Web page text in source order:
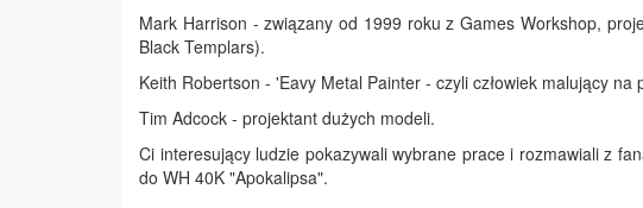
Mark Harrison - związany od 1999 roku z Games Workshop,
Black Templars).
Keith Robertson - 'Eavy Metal Painter - czyli człowiek malujący na
Tim Adcock - projektant dużych modeli.
Ci interesujący ludzie pokazywali wybrane prace i rozmawiali z
do WH 40K "Apokalipsa".